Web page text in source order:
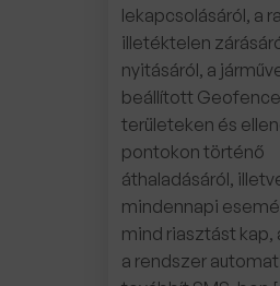
lekapcsolásáról, a
illetéktelen
nyitásáról, a
beállított Geofence
területeken és
pontokon történő
áthaladásáról,
mindennapi
mind riasztást kap,
a rendszer